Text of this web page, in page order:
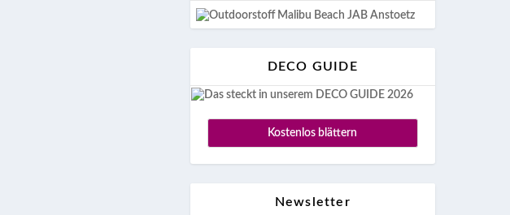
DECO GUIDE
Kostenlos blättern
Newsletter